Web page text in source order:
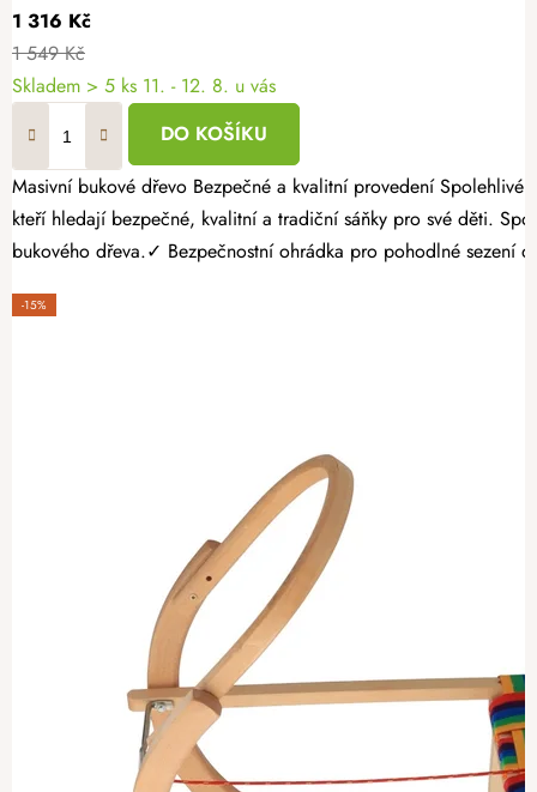
1 316 Kč
1 549 Kč
Skladem > 5 ks 11. - 12. 8. u vás
DO KOŠÍKU
Masivní bukové dřevo Bezpečné a kvalitní provedení Spolehlivé s dlouhou životností Zimní období přímo vybízí ke společným chvílím na sněhu. Dřevěné saně s ohrádkou představují ideální volbu pro rodiče,
kteří hledají bezpečné, kvalitní a tradiční sáňky pro své děti.
bukového dřeva.✓ Bezpečnostní ohrádka pro pohodlné
-15%